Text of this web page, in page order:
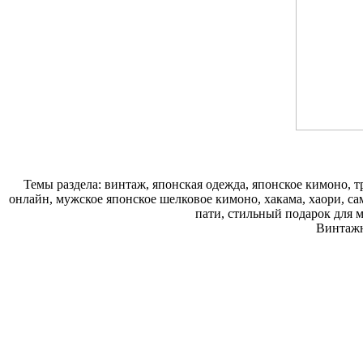
Темы раздела: винтаж, японская одежда, японское кимоно,
онлайн, мужское японское шелковое кимоно, хакама, хаори,
пати, стильный подарок для